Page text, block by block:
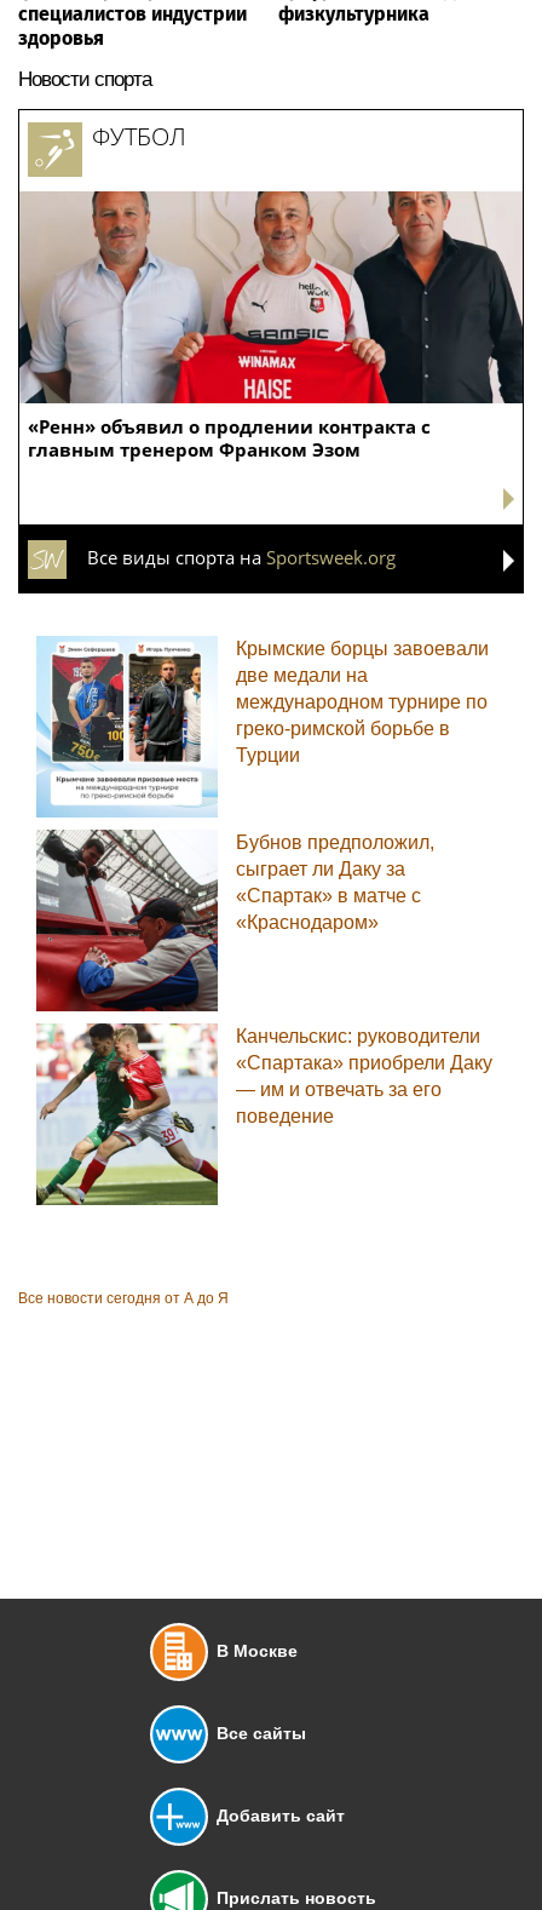
специалистов индустрии
здоровья
физкультурника
Новости спорта
«Ренн» объявил о продлении контракта с
главным тренером Франком Эзом
ФУТБОЛ
Все виды спорта на Sportsweek.org
Крымские борцы завоевали
две медали на
международном турнире по
греко-римской борьбе в
Турции
Бубнов предположил,
сыграет ли Даку за
«Спартак» в матче с
«Краснодаром»
Канчельскис: руководители
«Спартака» приобрели Даку
— им и отвечать за его
поведение
Все новости сегодня от А до Я
В Москве
Все сайты
Добавить сайт
Прислать новость